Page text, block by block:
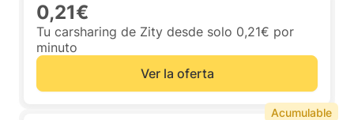
0,21€
Tu carsharing de Zity desde solo 0,21€ por
minuto
Ver la oferta
Acumulable